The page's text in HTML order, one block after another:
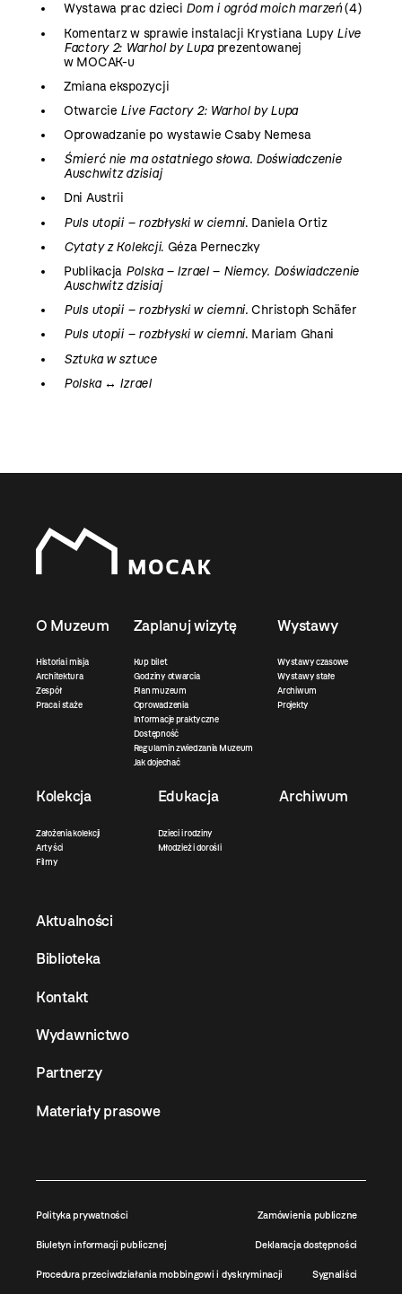
Wystawa prac dzieci Dom i ogród moich marzeń(4)
Komentarz w sprawie instalacji Krystiana Lupy Live
Factory 2: Warhol by Lupaprezentowanej
w MOCAK-u
Zmiana ekspozycji
Otwarcie Live Factory 2: Warhol by Lupa
Oprowadzanie po wystawie Csaby Nemesa
Śmierć nie ma ostatniego słowa. Doświadczenie
Auschwitz dzisiaj
Dni Austrii
Puls utopii – rozbłyski w ciemni. Daniela Ortiz
Cytaty z Kolekcji. Géza Perneczky
Publikacja Polska – Izrael – Niemcy. Doświadczenie
Auschwitz dzisiaj
Puls utopii – rozbłyski w ciemni. Christoph Schäfer
Puls utopii – rozbłyski w ciemni. Mariam Ghani
Sztuka w sztuce
Polska ↔ Izrael
O Muzeum
Historia i misja
Architektura
Zespół
Praca i staże
Zaplanuj wizytę
Kup bilet
Godziny otwarcia
Plan muzeum
Oprowadzenia
Informacje praktyczne
Dostępność
Regulamin zwiedzania Muzeum
Jak dojechać
Wystawy
Wystawy czasowe
Wystawy stałe
Archiwum
Projekty
Kolekcja
Założenia kolekcji
Artyści
Filmy
Edukacja
Dzieci i rodziny
Młodzież i dorośli
Archiwum
Aktualności
Biblioteka
Kontakt
Wydawnictwo
Partnerzy
Materiały prasowe
Polityka prywatności Zamówienia publiczne
Biuletyn informacji publicznej Deklaracja dostępności
Procedura przeciwdziałania mobbingowi i dyskryminacji Sygnaliści